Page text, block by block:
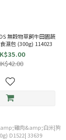
無穀物草飼牛田園蔬
濕包 (300g) 114023